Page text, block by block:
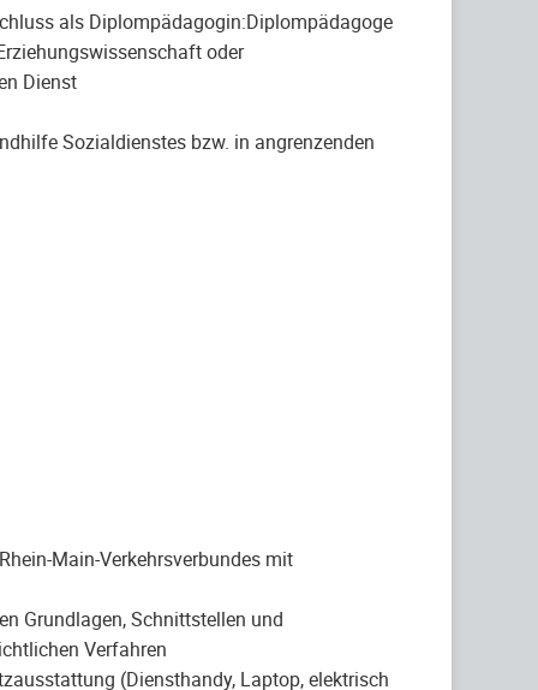
als Diplompädagogin:Diplompädagoge
oder
Dienst
Sozialdienstes bzw. in angrenzenden
Main-Verkehrsverbundes mit
Grundlagen, Schnittstellen und
Verfahren
(Diensthandy, Laptop, elektrisch